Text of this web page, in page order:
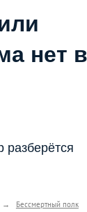
нет в
разберётся
→ Бессмертный полк